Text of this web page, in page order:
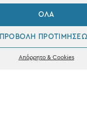
ΌΛΑ
ΠΡΟΒΟΛΉ
Απόρρητο & Cookies
ΚΑΤΑΣΤΗΜΑ
Σταθά 17, 38221